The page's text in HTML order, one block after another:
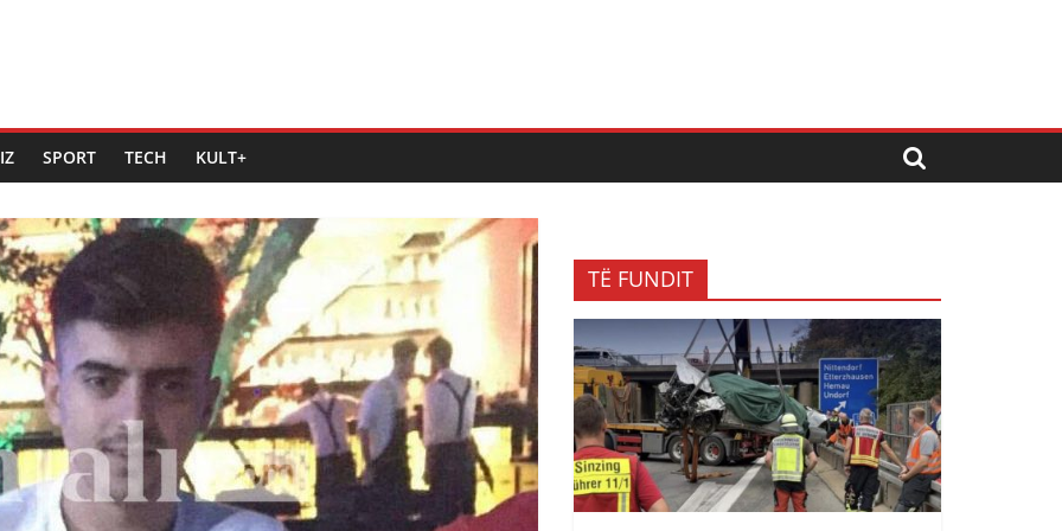
SPORT TECH KULT+
TË FUNDIT